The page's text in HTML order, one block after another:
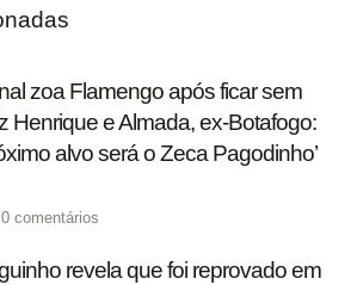
zoa Flamengo após ficar sem
Henrique e Almada, ex-Botafogo:
alvo será o Zeca Pagodinho’
0 comentários
revela que foi reprovado em